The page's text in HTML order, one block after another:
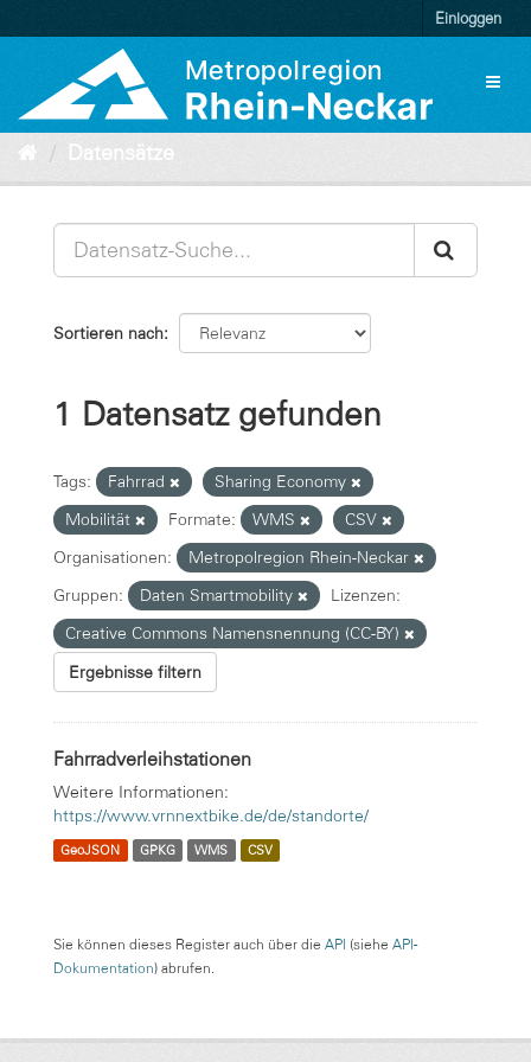
zum
Einloggen
Datensätze
Sortieren nach
1 Datensatz gefunden
Tags: Fahrrad
Sharing Economy
Mobilität
Formate: WMS
CSV
Organisationen:
Metropolregion Rhein-Neckar
Gruppen:
Daten Smartmobility
Lizenzen:
Creative Commons Namensnennung (CC-BY)
Ergebnisse filtern
Fahrradverleihstationen
Weitere Informationen:
https://www.vrnnextbike.de/de/standorte/
GeoJSON GPKG WMS CSV
Sie können dieses Register auch über die API (siehe API-
Dokumentation) abrufen.